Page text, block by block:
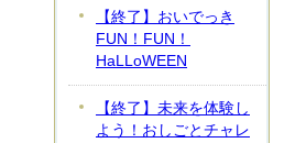
【終了】おいでっき
FUN！FUN！
HaLLoWEEN
【終了】未来を体験し
よう！おしごとチャレ